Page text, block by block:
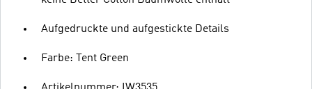
Aufgedruckte und aufgestickte Details
Farbe: Tent Green